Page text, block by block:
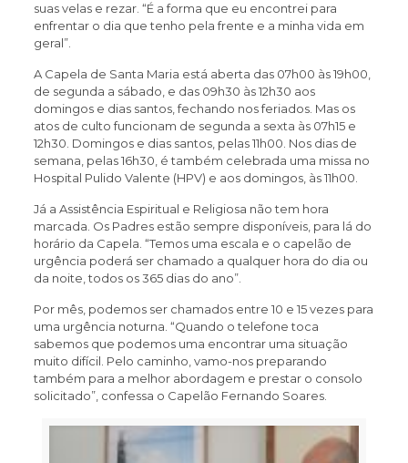
suas velas e rezar. “É a forma que eu encontrei para
enfrentar o dia que tenho pela frente e a minha vida em
geral”.
A Capela de Santa Maria está aberta das 07h00 às 19h00,
de segunda a sábado, e das 09h30 às 12h30 aos
domingos e dias santos, fechando nos feriados. Mas os
atos de culto funcionam de segunda a sexta às 07h15 e
12h30. Domingos e dias santos, pelas 11h00. Nos dias de
semana, pelas 16h30, é também celebrada uma missa no
Hospital Pulido Valente (HPV) e aos domingos, às 11h00.
Já a Assistência Espiritual e Religiosa não tem hora
marcada. Os Padres estão sempre disponíveis, para lá do
horário da Capela. “Temos uma escala e o capelão de
urgência poderá ser chamado a qualquer hora do dia ou
da noite, todos os 365 dias do ano”.
Por mês, podemos ser chamados entre 10 e 15 vezes para
uma urgência noturna. “Quando o telefone toca
sabemos que podemos uma encontrar uma situação
muito difícil. Pelo caminho, vamo-nos preparando
também para a melhor abordagem e prestar o consolo
solicitado”, confessa o Capelão Fernando Soares.